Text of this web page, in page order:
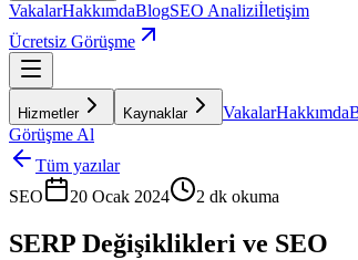
VakalarHakkımdaBlogSEO Analiziİletişim
Ücretsiz Görüşme
Hizmetler Kaynaklar VakalarHakkımda
Görüşme Al
Tüm yazılar
SEO
20 Ocak 2024 2 dk okuma
SERP Değişiklikleri ve SEO